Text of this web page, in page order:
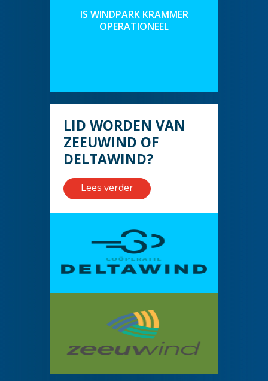
IS WINDPARK KRAMMER
OPERATIONEEL
LID WORDEN VAN
ZEEUWIND OF
DELTAWIND?
Lees verder